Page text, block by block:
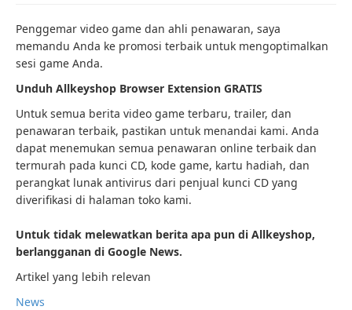
Penggemar video game dan ahli penawaran, saya
memandu Anda ke promosi terbaik untuk mengoptimalkan
sesi game Anda.
Unduh Allkeyshop Browser Extension GRATIS
Untuk semua berita video game terbaru, trailer, dan
penawaran terbaik, pastikan untuk menandai kami. Anda
dapat menemukan semua penawaran online terbaik dan
termurah pada kunci CD, kode game, kartu hadiah, dan
perangkat lunak antivirus dari penjual kunci CD yang
diverifikasi di halaman toko kami.
Untuk tidak melewatkan berita apa pun di Allkeyshop,
berlangganan di Google News.
Artikel yang lebih relevan
News